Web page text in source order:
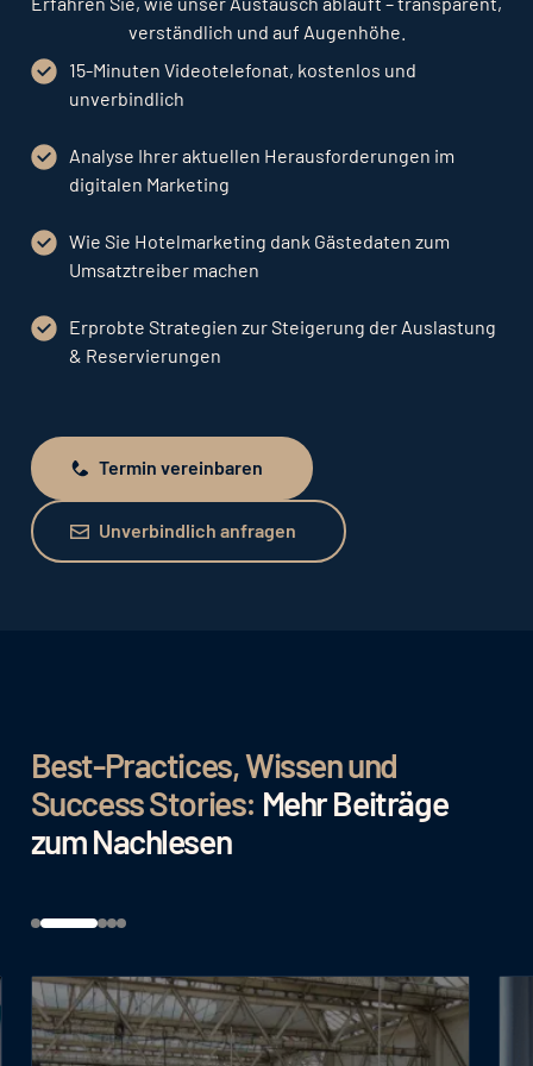
verständlich und auf Augenhöhe.
15-Minuten Videotelefonat, kostenlos und
unverbindlich
Analyse Ihrer aktuellen Herausforderungen im
digitalen Marketing
Wie Sie Hotelmarketing dank Gästedaten zum
Umsatztreiber machen
Erprobte Strategien zur Steigerung der Auslastung
& Reservierungen
Termin vereinbaren
Termin vereinbaren
Unverbindlich anfragen
Unverbindlich anfragen
Best-Practices, Wissen und
Success Stories: Mehr Beiträge
zum Nachlesen